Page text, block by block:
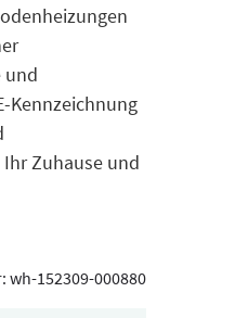
und
Kennzeichnung
Zuhause und
wh-152309-000880